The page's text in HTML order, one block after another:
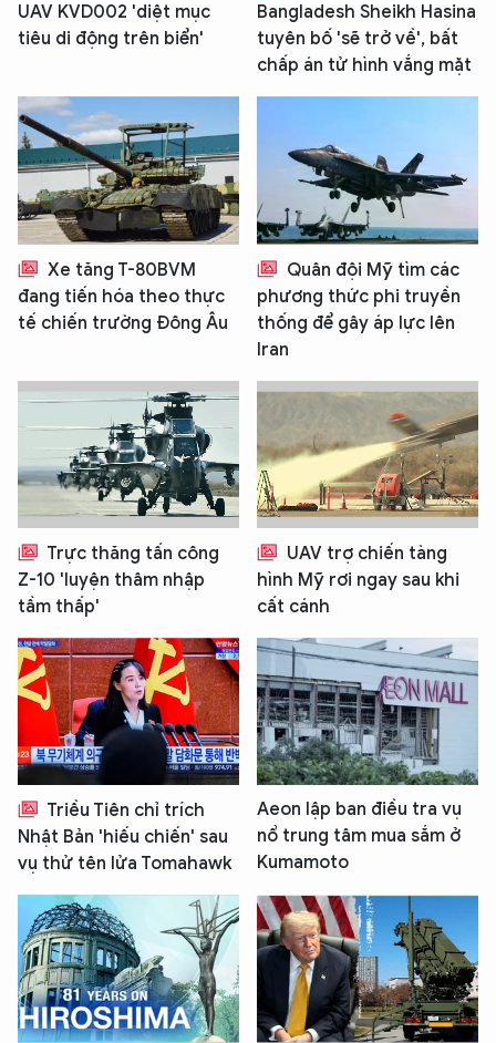
UAV KVD002 'diệt mục
tiêu di động trên biển'
Bangladesh Sheikh Hasina
tuyên bố 'sẽ trở về', bất
chấp án tử hình vắng mặt
Xe tăng T-80BVM
đang tiến hóa theo thực
tế chiến trường Đông Âu
Quân đội Mỹ tìm các
phương thức phi truyền
thống để gây áp lực lên
Iran
Trực thăng tấn công
Z-10 'luyện thâm nhập
tầm thấp'
UAV trợ chiến tàng
hình Mỹ rơi ngay sau khi
cất cánh
Triều Tiên chỉ trích
Nhật Bản 'hiếu chiến' sau
vụ thử tên lửa Tomahawk
Aeon lập ban điều tra vụ
nổ trung tâm mua sắm ở
Kumamoto